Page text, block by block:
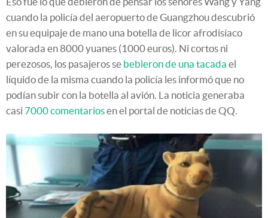
cuando la policía del aeropuerto de Guangzhou descubrió
en su equipaje de mano una botella de licor afrodisíaco
valorada en 8000 yuanes (1000 euros). Ni cortos ni
perezosos, los pasajeros se bebieron de una tacada el
líquido de la misma cuando la policía les informó que no
podían subir con la botella al avión. La noticia generaba
casi 7000 comentariosen el portal de noticias de QQ.